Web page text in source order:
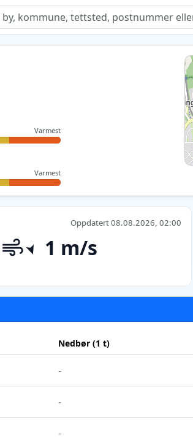
Varmest
Varmest
Oppdatert 08.08.2026, 02:00
1 m/s
Nedbør (1 t)
-
-
-